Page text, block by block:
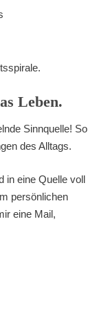
Leben.
Sinnquelle! So
des Alltags.
in eine Quelle voll
persönlichen
eine Mail,